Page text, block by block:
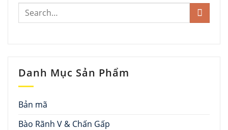
Danh Mục Sản Phẩm
Bản mã
Bào Rãnh V & Chấn Gấp